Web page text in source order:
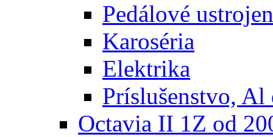
Pedálové
Karoséria
Elektrika
Príslušenstvo, Al
Octavia II 1Z od